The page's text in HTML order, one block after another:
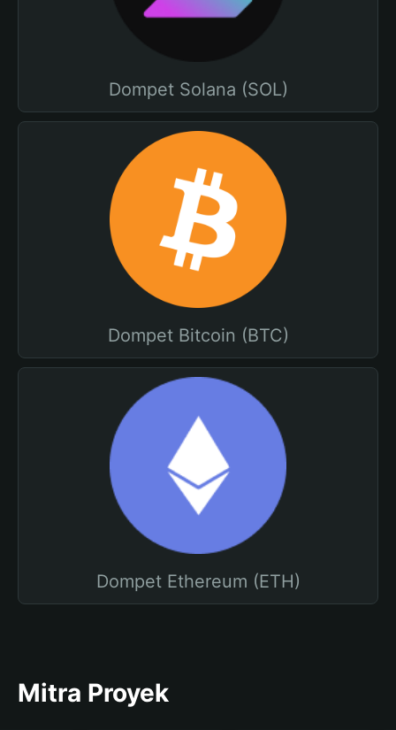
Dompet Solana (SOL)
Dompet Bitcoin (BTC)
Dompet Ethereum (ETH)
Mitra Proyek